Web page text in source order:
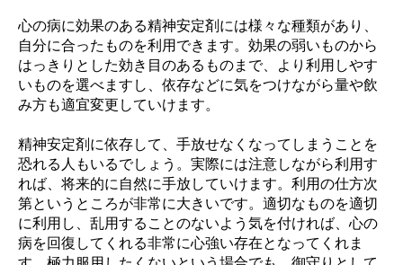
心の病に効果のある精神安定剤には様々な種類があり、
自分に合ったものを利用できます。効果の弱いものから
はっきりとした効き目のあるものまで、より利用しやす
いものを選べますし、依存などに気をつけながら量や飲
み方も適宜変更していけます。
精神安定剤に依存して、手放せなくなってしまうことを
恐れる人もいるでしょう。実際には注意しながら利用す
れば、将来的に自然に手放していけます。利用の仕方次
第というところが非常に大きいです。適切なものを適切
に利用し、乱用することのないよう気を付ければ、心の
病を回復してくれる非常に心強い存在となってくれま